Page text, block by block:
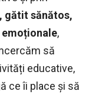
gătit sănătos,
,
să
educative,
ce îi place și să